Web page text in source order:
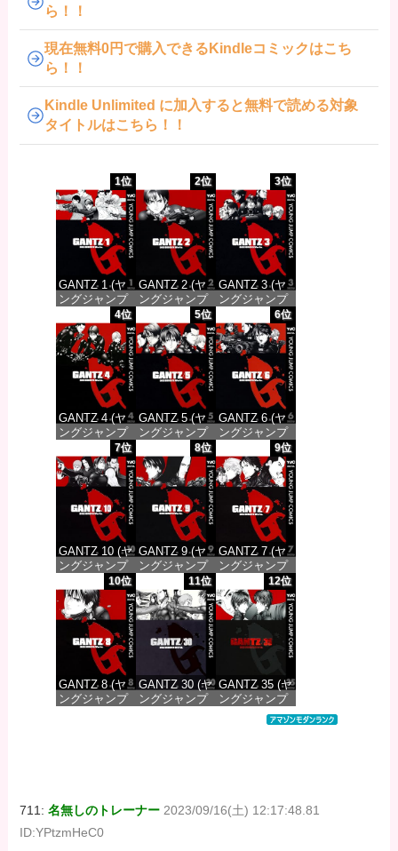
ら！！
現在無料0円で購入できるKindleコミックはこち
ら！！
Kindle Unlimited に加入すると無料で読める対象
タイトルはこちら！！
1位
GANTZ 1 (ヤ
ングジャンプ
コミックス
DIGITAL)
価格：¥100
2位
GANTZ 2 (ヤ
ングジャンプ
コミックス
DIGITAL)
価格：¥100
3位
GANTZ 3 (ヤ
ングジャンプ
コミックス
DIGITAL)
価格：¥100
4位
GANTZ 4 (ヤ
ングジャンプ
コミックス
DIGITAL)
価格：¥100
5位
GANTZ 5 (ヤ
ングジャンプ
コミックス
DIGITAL)
価格：¥100
6位
GANTZ 6 (ヤ
ングジャンプ
コミックス
DIGITAL)
価格：¥100
7位
GANTZ 10 (ヤ
ングジャンプ
コミックス
DIGITAL)
価格：¥100
8位
GANTZ 9 (ヤ
ングジャンプ
コミックス
DIGITAL)
価格：¥100
9位
GANTZ 7 (ヤ
ングジャンプ
コミックス
DIGITAL)
価格：¥100
10位
GANTZ 8 (ヤ
ングジャンプ
11位
GANTZ 30 (ヤ
ングジャンプ
12位
GANTZ 35 (ヤ
ングジャンプ
コミックス
711:名無しのトレーナー 2023/09/16(土) 12:17:48.81
ID:YPtzmHeC0